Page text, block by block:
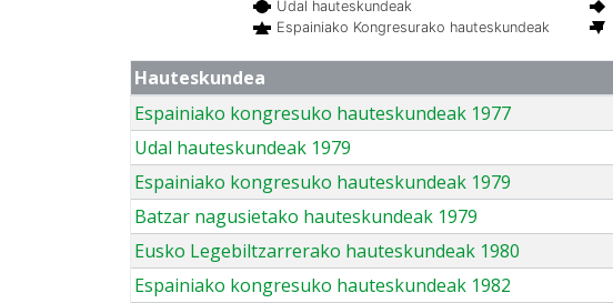
Udal hauteskundeak
Espainiako Kongresurako hauteskundeak
Hauteskundea
Espainiako kongresuko hauteskundeak 1977
Udal hauteskundeak 1979
Espainiako kongresuko hauteskundeak 1979
Batzar nagusietako hauteskundeak 1979
Eusko Legebiltzarrerako hauteskundeak 1980
Espainiako kongresuko hauteskundeak 1982